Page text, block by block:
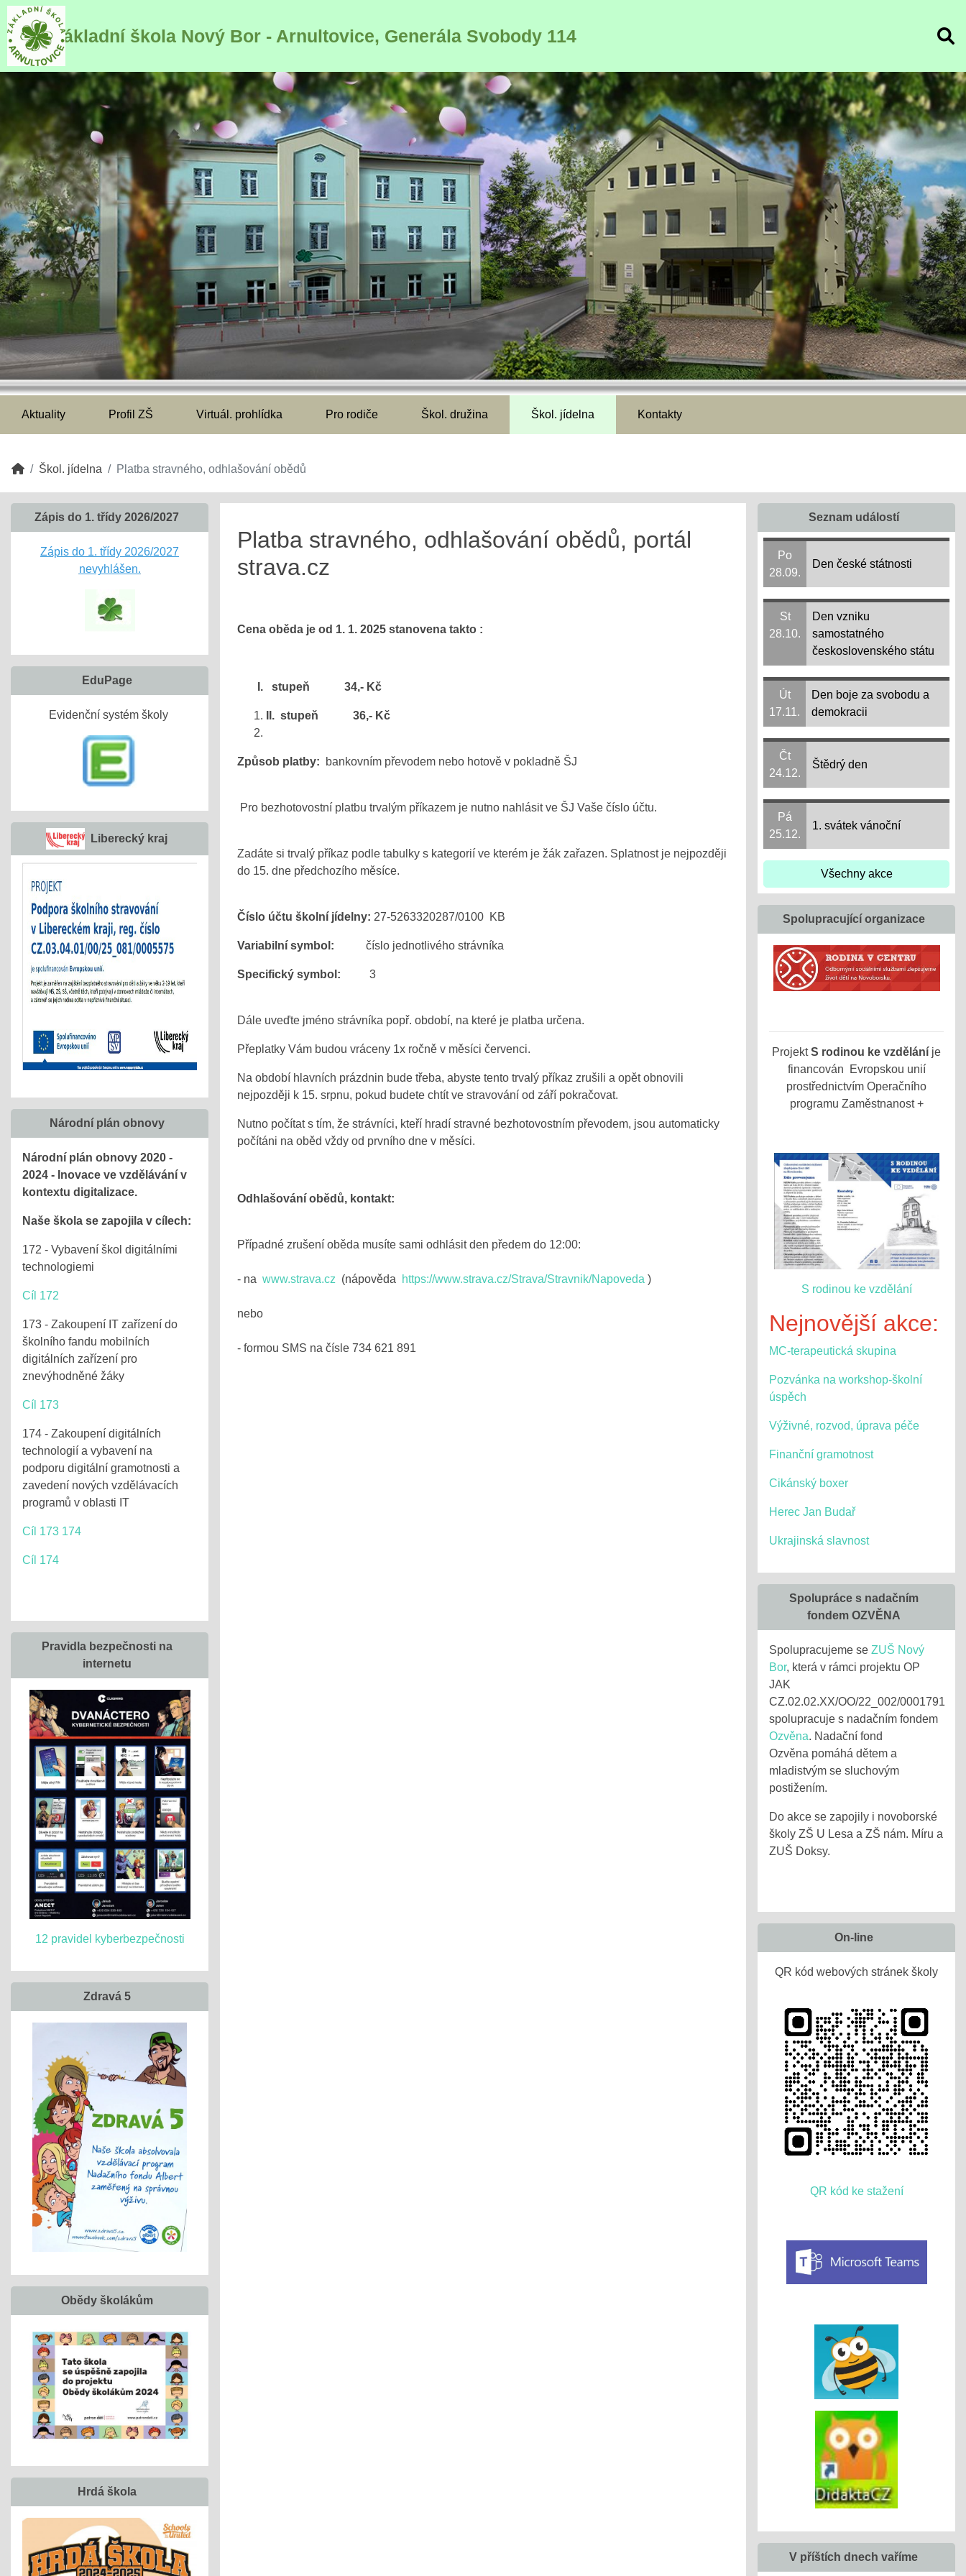
Základní škola Nový Bor - Arnultovice, Generála Svobody 114
Aktuality Profil ZŠ Virtuál. prohlídka Pro rodiče Škol. družina Škol. jídelna Kontakty
Škol. jídelna Platba stravného, odhlašování obědů
Platba stravného, odhlašování obědů, portál
strava.cz
Cena oběda je od 1. 1. 2025 stanovena takto :
I. stupeň 34,- Kč
II. stupeň 36,- Kč
Způsob platby: bankovním převodem nebo hotově v pokladně ŠJ
Pro bezhotovostní platbu trvalým příkazem je nutno nahlásit ve ŠJ Vaše číslo účtu.
Zadáte si trvalý příkaz podle tabulky s kategorií ve kterém je žák zařazen. Splatnost je nejpozději
do 15. dne předchozího měsíce.
Číslo účtu školní jídelny: 27-5263320287/0100 KB
Variabilní symbol: číslo jednotlivého strávníka
Specifický symbol: 3
Dále uveďte jméno strávníka popř. období, na které je platba určena.
Přeplatky Vám budou vráceny 1x ročně v měsíci červenci.
Na období hlavních prázdnin bude třeba, abyste tento trvalý příkaz zrušili a opět obnovili
nejpozději k 15. srpnu, pokud budete chtít ve stravování od září pokračovat.
Nutno počítat s tím, že strávníci, kteří hradí stravné bezhotovostním převodem, jsou automaticky
počítáni na oběd vždy od prvního dne v měsíci.
Odhlašování obědů, kontakt:
Případné zrušení oběda musíte sami odhlásit den předem do 12:00:
- na www.strava.cz (nápověda https://www.strava.cz/Strava/Stravnik/Napoveda )
nebo
- formou SMS na čísle 734 621 891
Zápis do 1. třídy 2026/2027
Zápis do 1. třídy 2026/2027
nevyhlášen.
EduPage
Evidenční systém školy
Liberecký kraj
Národní plán obnovy
Národní plán obnovy 2020 -
2024 - Inovace ve vzdělávání v
kontextu digitalizace.
Naše škola se zapojila v cílech:
172 - Vybavení škol digitálními
technologiemi
Cíl 172
173 - Zakoupení IT zařízení do
školního fandu mobilních
digitálních zařízení pro
znevýhodněné žáky
Cíl 173
174 - Zakoupení digitálních
technologií a vybavení na
podporu digitální gramotnosti a
zavedení nových vzdělávacích
programů v oblasti IT
Cíl 173 174
Cíl 174
Pravidla bezpečnosti na
internetu
12 pravidel kyberbezpečnosti
Zdravá 5
Obědy školákům
Hrdá škola
Seznam událostí
Po
28.09.
Den české státnosti
St
28.10.
Den vzniku
samostatného
československého státu
Út
17.11.
Den boje za svobodu a
demokracii
Čt
24.12.
Štědrý den
Pá
25.12.
1. svátek vánoční
Všechny akce
Spolupracující organizace
ProjektS rodinou ke vzdělání je
financován Evropskou unií
prostřednictvím Operačního
programu Zaměstnanost +
S rodinou ke vzdělání
Nejnovější akce:
MC-terapeutická skupina
Pozvánka na workshop-školní
úspěch
Výživné, rozvod, úprava péče
Finanční gramotnost
Cikánský boxer
Herec Jan Budař
Ukrajinská slavnost
Spolupráce s nadačním
fondem OZVĚNA
Spolupracujeme se ZUŠ Nový
Bor, která v rámci projektu OP
JAK
CZ.02.02.XX/OO/22_002/0001791
spolupracuje s nadačním fondem
Ozvěna. Nadační fond
Ozvěna pomáhá dětem a
mladistvým se sluchovým
postižením.
Do akce se zapojily i novoborské
školy ZŠ U Lesa a ZŠ nám. Míru a
ZUŠ Doksy.
On-line
QR kód webových stránek školy
QR kód ke stažení
V příštích dnech vaříme